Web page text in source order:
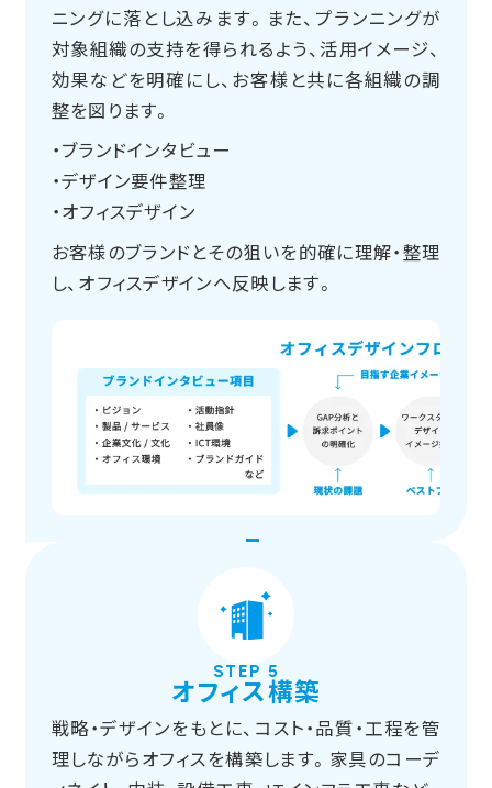
ニングに落とし込みます。また、プランニングが
対象組織の支持を得られるよう、活用イメージ、
効果などを明確にし、お客様と共に各組織の調
整を図ります。
・ブランドインタビュー
・デザイン要件整理
・オフィスデザイン
お客様のブランドとその狙いを的確に理解・整理
し、オフィスデザインへ反映します。
STEP 5
オフィス構築
戦略・デザインをもとに、コスト・品質・工程を管
理しながらオフィスを構築します。家具のコーデ